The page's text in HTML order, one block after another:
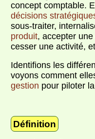
concept comptable.
décisions
sous-traiter,
produit, accepter
cesser une activité,
Identifions les
voyons comment
gestion pour piloter
Définition